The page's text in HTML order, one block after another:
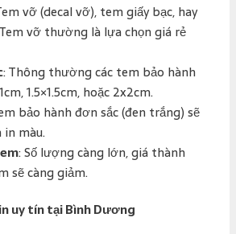
vỡ (decal vỡ), tem giấy bạc, hay
vỡ thường là lựa chọn giá rẻ
: Thông thường các tem bảo hành
1.5×1.5cm, hoặc 2x2cm.
bảo hành đơn sắc (đen trắng) sẽ
màu.
: Số lượng càng lớn, giá thành
sẽ càng giảm.
uy tín tại Bình Dương